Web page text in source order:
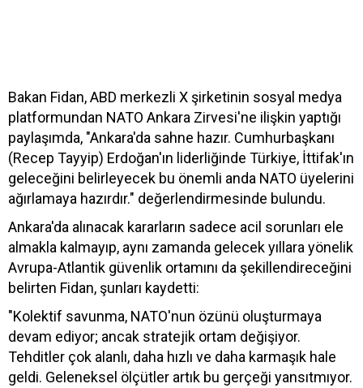
Bakan Fidan, ABD merkezli X şirketinin sosyal medya
platformundan NATO Ankara Zirvesi'ne ilişkin yaptığı
paylaşımda, "Ankara'da sahne hazır. Cumhurbaşkanı
(Recep Tayyip) Erdoğan'ın liderliğinde Türkiye, İttifak'ın
geleceğini belirleyecek bu önemli anda NATO üyelerini
ağırlamaya hazırdır." değerlendirmesinde bulundu.
Ankara'da alınacak kararların sadece acil sorunları ele
almakla kalmayıp, aynı zamanda gelecek yıllara yönelik
Avrupa-Atlantik güvenlik ortamını da şekillendireceğini
belirten Fidan, şunları kaydetti:
"Kolektif savunma, NATO'nun özünü oluşturmaya
devam ediyor; ancak stratejik ortam değişiyor.
Tehditler çok alanlı, daha hızlı ve daha karmaşık hale
geldi. Geleneksel ölçütler artık bu gerçeği yansıtmıyor.